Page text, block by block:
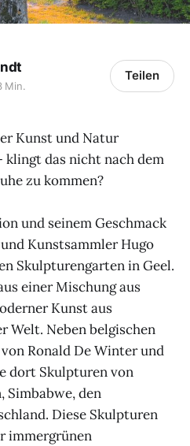
Min.
Teilen
Kunst und Natur
das nicht nach dem
zu kommen?
und seinem Geschmack
Kunstsammler Hugo
Skulpturengarten in Geel.
einer Mischung aus
Kunst aus
Welt. Neben belgischen
Ronald De Winter und
dort Skulpturen von
Simbabwe, den
Diese Skulpturen
immergrünen